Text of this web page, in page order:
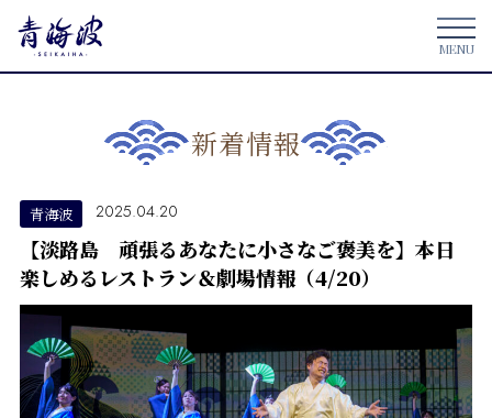
新着情報
青海波 2025.04.20
【淡路島 頑張るあなたに小さなご褒美を】本日
楽しめるレストラン＆劇場情報（4/20）